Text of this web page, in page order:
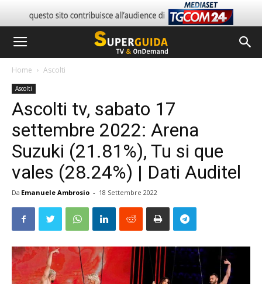
Home Ascolti
Ascolti
Ascolti tv, sabato 17
settembre 2022: Arena
Suzuki (21.81%), Tu si que
vales (28.24%) | Dati Auditel
Da Emanuele Ambrosio - 18 Settembre 2022